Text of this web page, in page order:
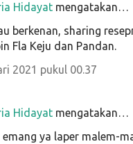
Hidayat mengatakan…
berkenan, sharing
Fla Keju dan Pandan.
2021 pukul 00.37
Hidayat mengatakan…
emang ya laper malem-